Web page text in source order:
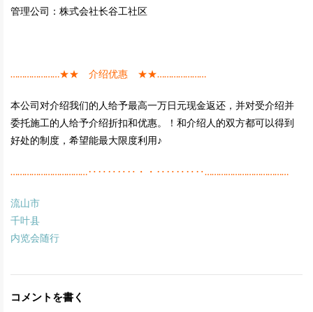
管理公司：株式会社长谷工社区
…………………★★ 介绍优惠 ★★…………………
本公司对介绍我们的人给予最高一万日元现金返还，并对受介绍并
委托施工的人给予介绍折扣和优惠。！和介绍人的双方都可以得到
好处的制度，希望能最大限度利用♪
……………………………‥‥‥‥‥・・‥‥‥‥‥………………………………
流山市
千叶县
内览会随行
コメントを書く